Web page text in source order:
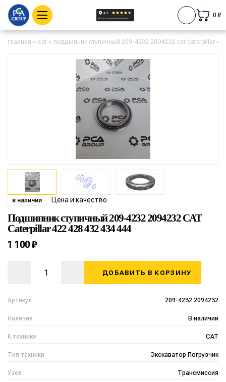
0 ₽
главная » cat » подшипник ступичный 209-4232 2094232 cat caterpillar
в наличии Цена и качество
Подшипник ступичный 209-4232 2094232 CAT
Caterpillar 422 428 432 434 444
Артикул 209-4232 2094232
Наличие В наличии
К технике CAT
Тип техники Экскаватор Погрузчик
Узел Трансмиссия
1 100 ₽
ДОБАВИТЬ В КОРЗИНУ